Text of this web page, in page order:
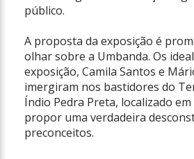
público.
A proposta da exposição é
olhar sobre a Umbanda. Os
exposição, Camila Santos e
imergiram nos bastidores do
Índio Pedra Preta, localizado
propor uma verdadeira
preconceitos.